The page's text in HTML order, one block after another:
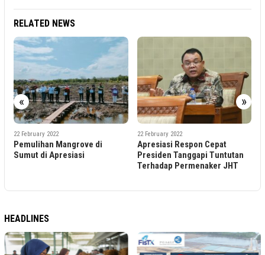
RELATED NEWS
« »
22 February 2022
Apresiasi Respon Cepat
Presiden Tanggapi Tuntutan
Terhadap Permenaker JHT
22 February 2022
Asosiasi Blockchain
Dukung Dibentuknya
Kripto
HEADLINES